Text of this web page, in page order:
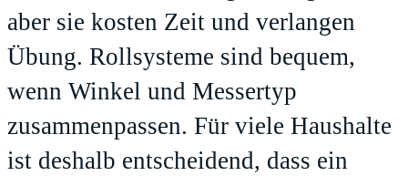
aber sie kosten Zeit und verlangen
Übung. Rollsysteme sind bequem,
wenn Winkel und Messertyp
zusammenpassen. Für viele Haushalte
ist deshalb entscheidend, dass ein